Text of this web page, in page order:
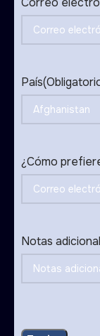
País
¿Cómo
Notas